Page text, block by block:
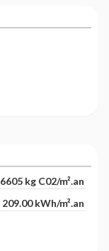
6605 kg C02/m².an
209.00 kWh/m².an